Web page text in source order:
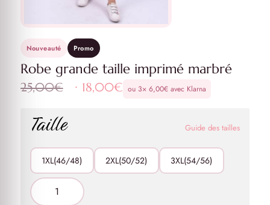
Nouveauté Promo
Robe grande taille imprimé marbré
25,00€
Le18,00€Leou 3× 6,00€avec Klarna
Taille Guide des tailles
1XL(46/48) 2XL(50/52) 3XL(54/56)